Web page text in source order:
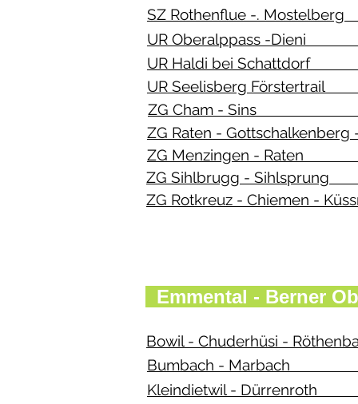
SZ Rothenflue -.
UR Oberalppass -
UR Haldi bei
ZG Menzingen -
ZG Sihlbrugg -
ZG Rotkreuz -
ZG Cham -
UR Seelisberg
ZG Raten -
Emmental
Kleindietwil -
Bumbach -
Bowil - Chuderhüsi